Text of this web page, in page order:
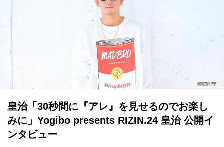
皇治「30秒間に『アレ』を見せるのでお楽し
みに」Yogibo presents RIZIN.24 皇治 公開イ
ンタビュー